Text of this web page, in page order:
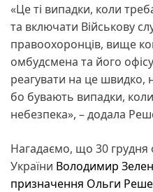
«Це ті випадки, коли
та включати Військову
правоохоронців, вище
омбудсмена та його
реагувати на це швидко,
бо бувають випадки,
небезпека», – додала
Нагадаємо, що 30 грудня
України Володимир
призначення Ольги